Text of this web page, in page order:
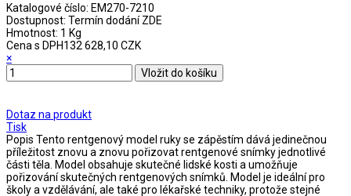
Katalogové číslo: EM270-7210
Dostupnost: Termín dodání ZDE
Hmotnost: 1 Kg
Cena s DPH132 628,10 CZK
×
Dotaz na produkt
Tisk
Popis Tento rentgenový model ruky se zápěstím dává jedinečnou
příležitost znovu a znovu pořizovat rentgenové snímky jednotlivé
části těla. Model obsahuje skutečné lidské kosti a umožňuje
pořizování skutečných rentgenových snímků. Model je ideální pro
školy a vzdělávání, ale také pro lékařské techniky, protože stejné